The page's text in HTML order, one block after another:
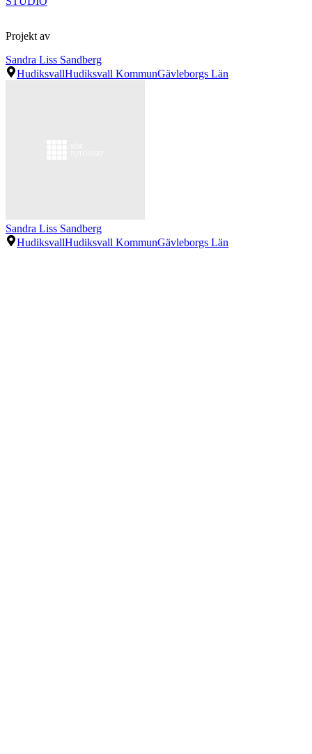
Projekt av
Sandra Liss Sandberg
HudiksvallHudiksvall KommunGävleborgs Län
Sandra Liss Sandberg
HudiksvallHudiksvall KommunGävleborgs Län